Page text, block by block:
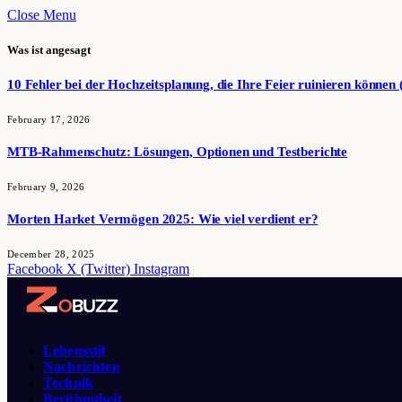
Close Menu
Was ist angesagt
10 Fehler bei der Hochzeitsplanung, die Ihre Feier ruinieren können
February 17, 2026
MTB-Rahmenschutz: Lösungen, Optionen und Testberichte
February 9, 2026
Morten Harket Vermögen 2025: Wie viel verdient er?
December 28, 2025
Facebook X (Twitter) Instagram
Lebensstil
Nachrichten
Technik
Berühmtheit